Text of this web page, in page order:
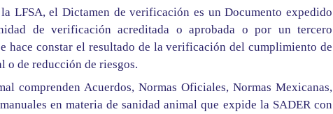
LFSA, el Dictamen de verificación es un Documento expedido
de verificación acreditada o aprobada o por un tercero
hace constar el resultado de la verificación del cumplimiento de
o de reducción de riesgos.
comprenden Acuerdos, Normas Oficiales, Normas Mexicanas,
en materia de sanidad animal que expide la SADER con